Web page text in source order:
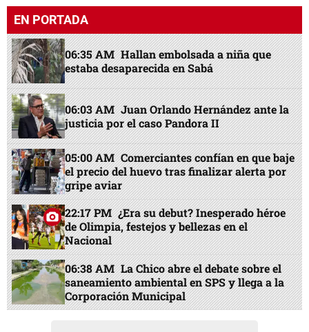
EN PORTADA
06:35 AM Hallan embolsada a niña que
estaba desaparecida en Sabá
06:03 AM Juan Orlando Hernández ante la
justicia por el caso Pandora II
05:00 AM Comerciantes confían en que baje
el precio del huevo tras finalizar alerta por
gripe aviar
22:17 PM ¿Era su debut? Inesperado héroe
de Olimpia, festejos y bellezas en el
Nacional
06:38 AM La Chico abre el debate sobre el
saneamiento ambiental en SPS y llega a la
Corporación Municipal